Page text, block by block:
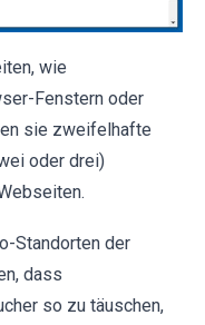
wie
Fenstern oder
sie zweifelhafte
oder drei)
Standorten der
dass
so zu täuschen,